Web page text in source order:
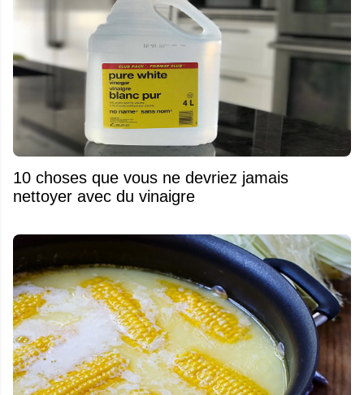
10 choses que vous ne devriez jamais
nettoyer avec du vinaigre